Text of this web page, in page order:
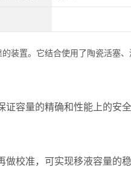
装置。它结合使用了陶瓷活塞
容量的精确和性能上的安全
校准，可实现移液容量的稳